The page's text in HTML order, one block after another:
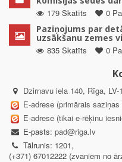
179 Skatīts
0
Paziņojums par
uzsākšanu zemes
835 Skatīts
0
Dzirnavu iela 140, Rīga, LV-
E-adrese (primārais
E-adrese (tikai e-rēķinu
E-pasts: pad@riga.lv
Tālrunis: 1201,
(+371) 67012222 (zvaniem no